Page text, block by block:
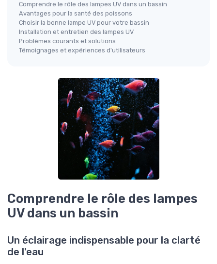
Comprendre le rôle des lampes UV dans un bassin
Avantages pour la santé des poissons
Choisir la bonne lampe UV pour votre bassin
Installation et entretien des lampes UV
Problèmes courants et solutions
Témoignages et expériences d'utilisateurs
Comprendre le rôle des lampes
UV dans un bassin
Un éclairage indispensable pour la clarté
de l'eau